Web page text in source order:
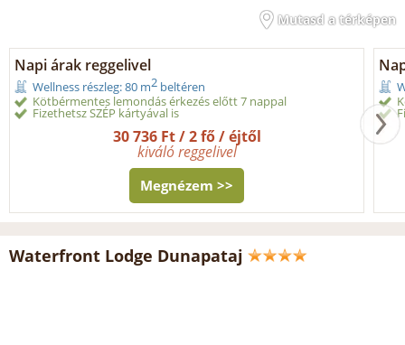
Mutasd a térképen
Napi árak reggelivel
Wellness részleg: 80 m2 beltéren
Kötbérmentes lemondás érkezés előtt 7 nappal
Fizethetsz SZÉP kártyával is
30 736 Ft / 2 fő / éjtől
kiváló reggelivel
Megnézem >>
Waterfront Lodge Dunapataj